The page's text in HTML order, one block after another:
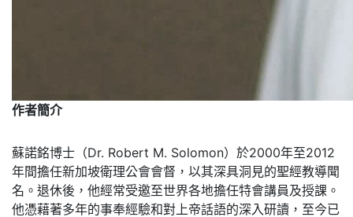
作者簡介
蘇諾銘博士（Dr. Robert M. Solomon）於2000年至2012
年間擔任新加坡衛理公會會督，以其深具洞見的聖經教導聞
名。退休後，他經常受邀至世界各地擔任特會講員及授課。
他憑藉著多年的事奉經驗和對上帝話語的深入研讀，至今已